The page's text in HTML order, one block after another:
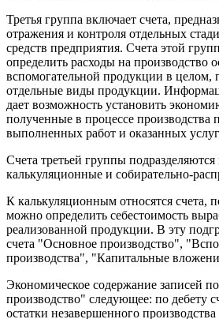
Третья группа включает счета,
отражения и контроля отдельных
средств предприятия. Счета этой
определить расходы на производство
вспомогательной продукции в целом,
отдельные виды продукции.
дает возможность установить
полученные в процессе производства
выполненных работ и оказанных
Счета третьей группы
калькуляционные и собирательно-
К калькуляционным относятся счета,
можно определить себестоимость
реализованной продукции. В эту
счета "Основное производство",
производства", "Капитальные
Экономическое содержание записей
производство" следующее: по дебету
остатки незавершенного